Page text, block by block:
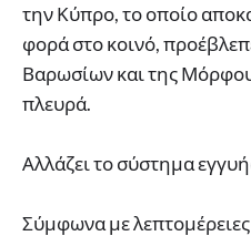
την Κύπρο, το οποίο
φορά στο κοινό,
Βαρωσίων και της
πλευρά.
Αλλάζει το σύστημα
Σύμφωνα με